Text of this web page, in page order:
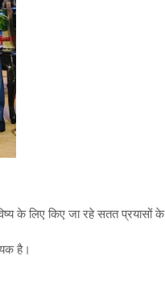
के लिए किए जा रहे सतत प्रयासों के
है।